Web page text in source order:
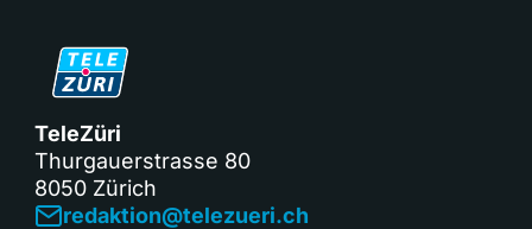
TeleZüri
Thurgauerstrasse 80
8050 Zürich
redaktion@telezueri.ch